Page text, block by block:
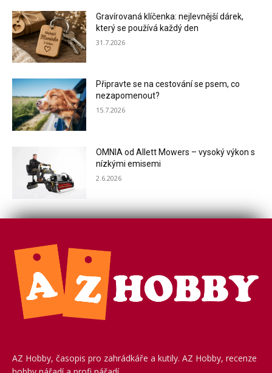
Gravírovaná klíčenka: nejlevnější dárek,
který se používá každý den
31.7.2026
Připravte se na cestování se psem, co
nezapomenout?
15.7.2026
OMNIA od Allett Mowers – vysoký výkon s
nízkými emisemi
2.6.2026
AZ Hobby, časopis pro zahrádkáře a kutily. AZ Hobby, recenze